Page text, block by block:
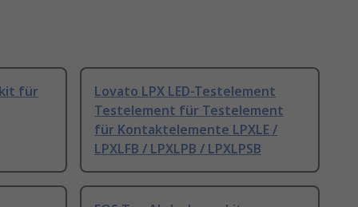
für
Lovato LPX LED-Testelement
Testelement für Testelement
für Kontaktelemente LPXLE /
LPXLFB / LPXLPB / LPXLPSB